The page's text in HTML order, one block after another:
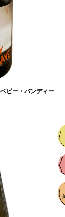
ビー・バンディー